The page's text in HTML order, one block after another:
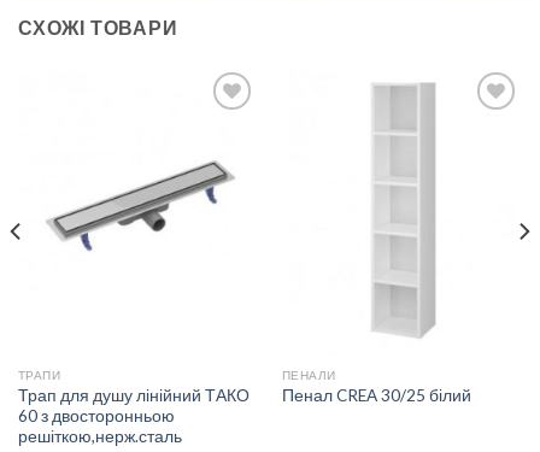
СХОЖІ ТОВАРИ
ДОДАТИ
ДО
СПИСКУ
ТРАПИ
Трап для душу лінійний ТАКО
60 з двосторонньою
решіткою,нерж.сталь
ПЕНАЛИ
Пенал CREA 30/25 білий